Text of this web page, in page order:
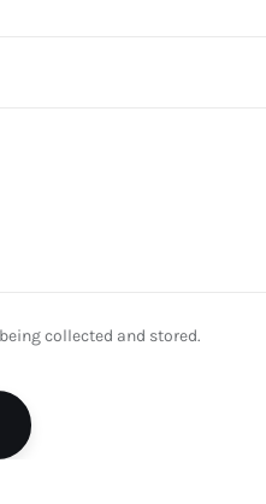
collected and stored.